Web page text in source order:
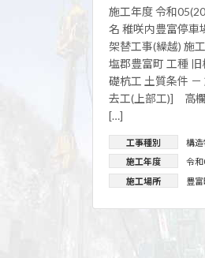
施工年度 令和
名 稚咲内豊富停車
架替工事(繰越) 施
塩郡豊富町 工種
礎杭工 土質条件
去工(上部工)] 高欄
[…]
工事種別
構造
施工年度
令
施工場所
豊